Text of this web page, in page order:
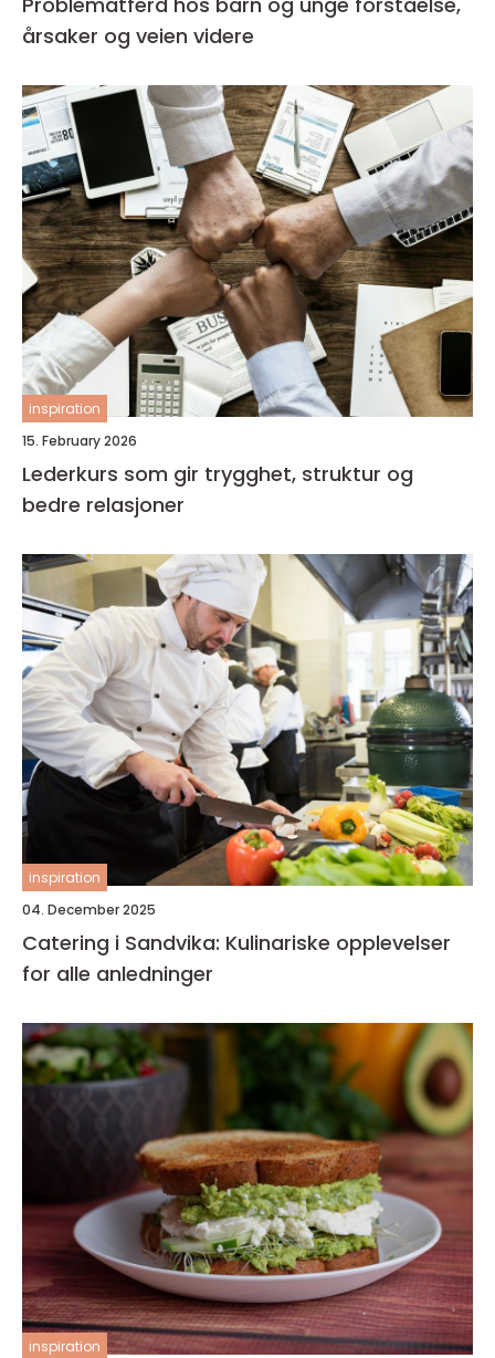
årsaker og veien videre
inspiration
15. February 2026
Lederkurs som gir trygghet, struktur og
bedre relasjoner
inspiration
04. December 2025
Catering i Sandvika: Kulinariske opplevelser
for alle anledninger
inspiration